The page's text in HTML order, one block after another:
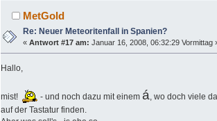
MetGold
Re: Neuer Meteoritenfall in Spanien?
«Antwort #17 am: Januar 16, 2008, 06:32:29 Vormittag
Hallo,
mist! - und noch dazu mit einem á , wo doch viele
auf der Tastatur finden.